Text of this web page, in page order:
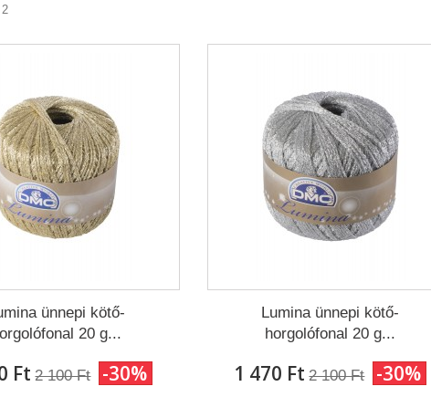
ünnepi kötő-
20 g...
Ft‎ 2 100 Ft‎ -30%
Lumina ünnepi kötő-
horgolófonal 20 g...
1 470 Ft‎ 2 100 Ft‎ -30%